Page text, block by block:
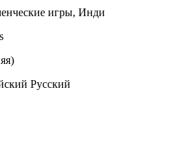
игры, Инди
Русский